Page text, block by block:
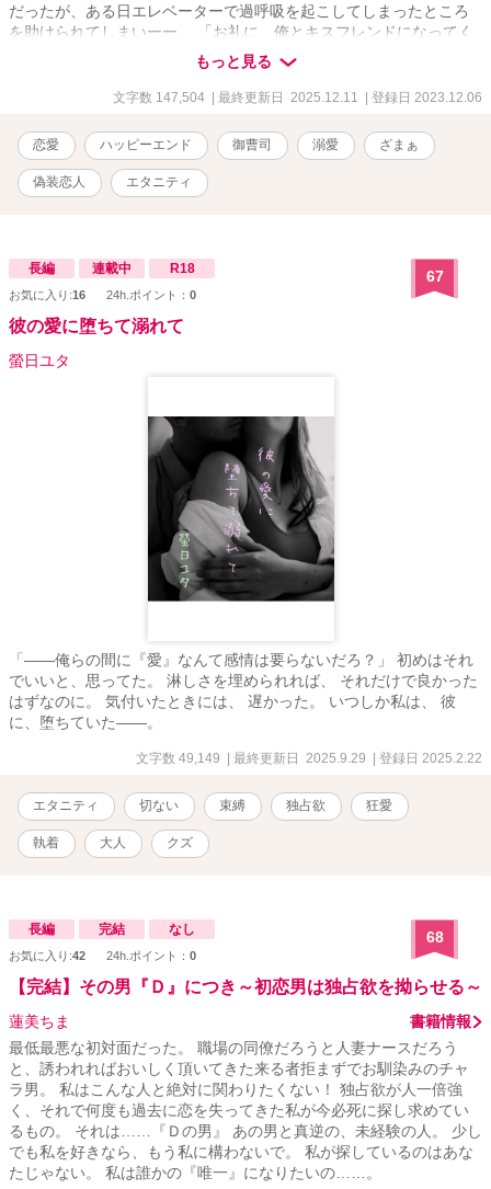
だったが、ある日エレベーターで過呼吸を起こしてしまったところ
を助けられてしまいーー。 「お礼に、俺とキスフレンドになってく
れない？」 さやかの鉄壁の防御を溶かしていく小鳥遊。けれど彼に
もっと見る
文字数 147,504 | 最終更新日 2025.12.11 | 登録日 2023.12.06
恋愛 ハッピーエンド 御曹司 溺愛 ざまぁ
偽装恋人 エタニティ
長編 連載中 R18
お気に入り:16 24h.ポイント： 0
67
彼の愛に堕ちて溺れて
螢日ユタ
「――俺らの間に『愛』なんて感情は要らないだろ？」 初めはそれ
でいいと、思ってた。 淋しさを埋められれば、 それだけで良かった
はずなのに。 気付いたときには、 遅かった。 いつしか私は、 彼
に、堕ちていた――。
文字数 49,149 | 最終更新日 2025.9.29 | 登録日 2025.2.22
エタニティ 切ない 束縛 独占欲 狂愛
執着 大人 クズ
長編 完結 なし
お気に入り:42 24h.ポイント： 0
68
【完結】その男『Ｄ』につき～初恋男は独占欲を拗らせる～
蓮美ちま
書籍情報
最低最悪な初対面だった。 職場の同僚だろうと人妻ナースだろう
と、誘われればおいしく頂いてきた来る者拒まずでお馴染みのチャ
ラ男。 私はこんな人と絶対に関わりたくない！ 独占欲が人一倍強
く、それで何度も過去に恋を失ってきた私が今必死に探し求めてい
るもの。 それは……『Ｄの男』 あの男と真逆の、未経験の人。 少し
でも私を好きなら、もう私に構わないで。 私が探しているのはあな
たじゃない。 私は誰かの『唯一』になりたいの……。